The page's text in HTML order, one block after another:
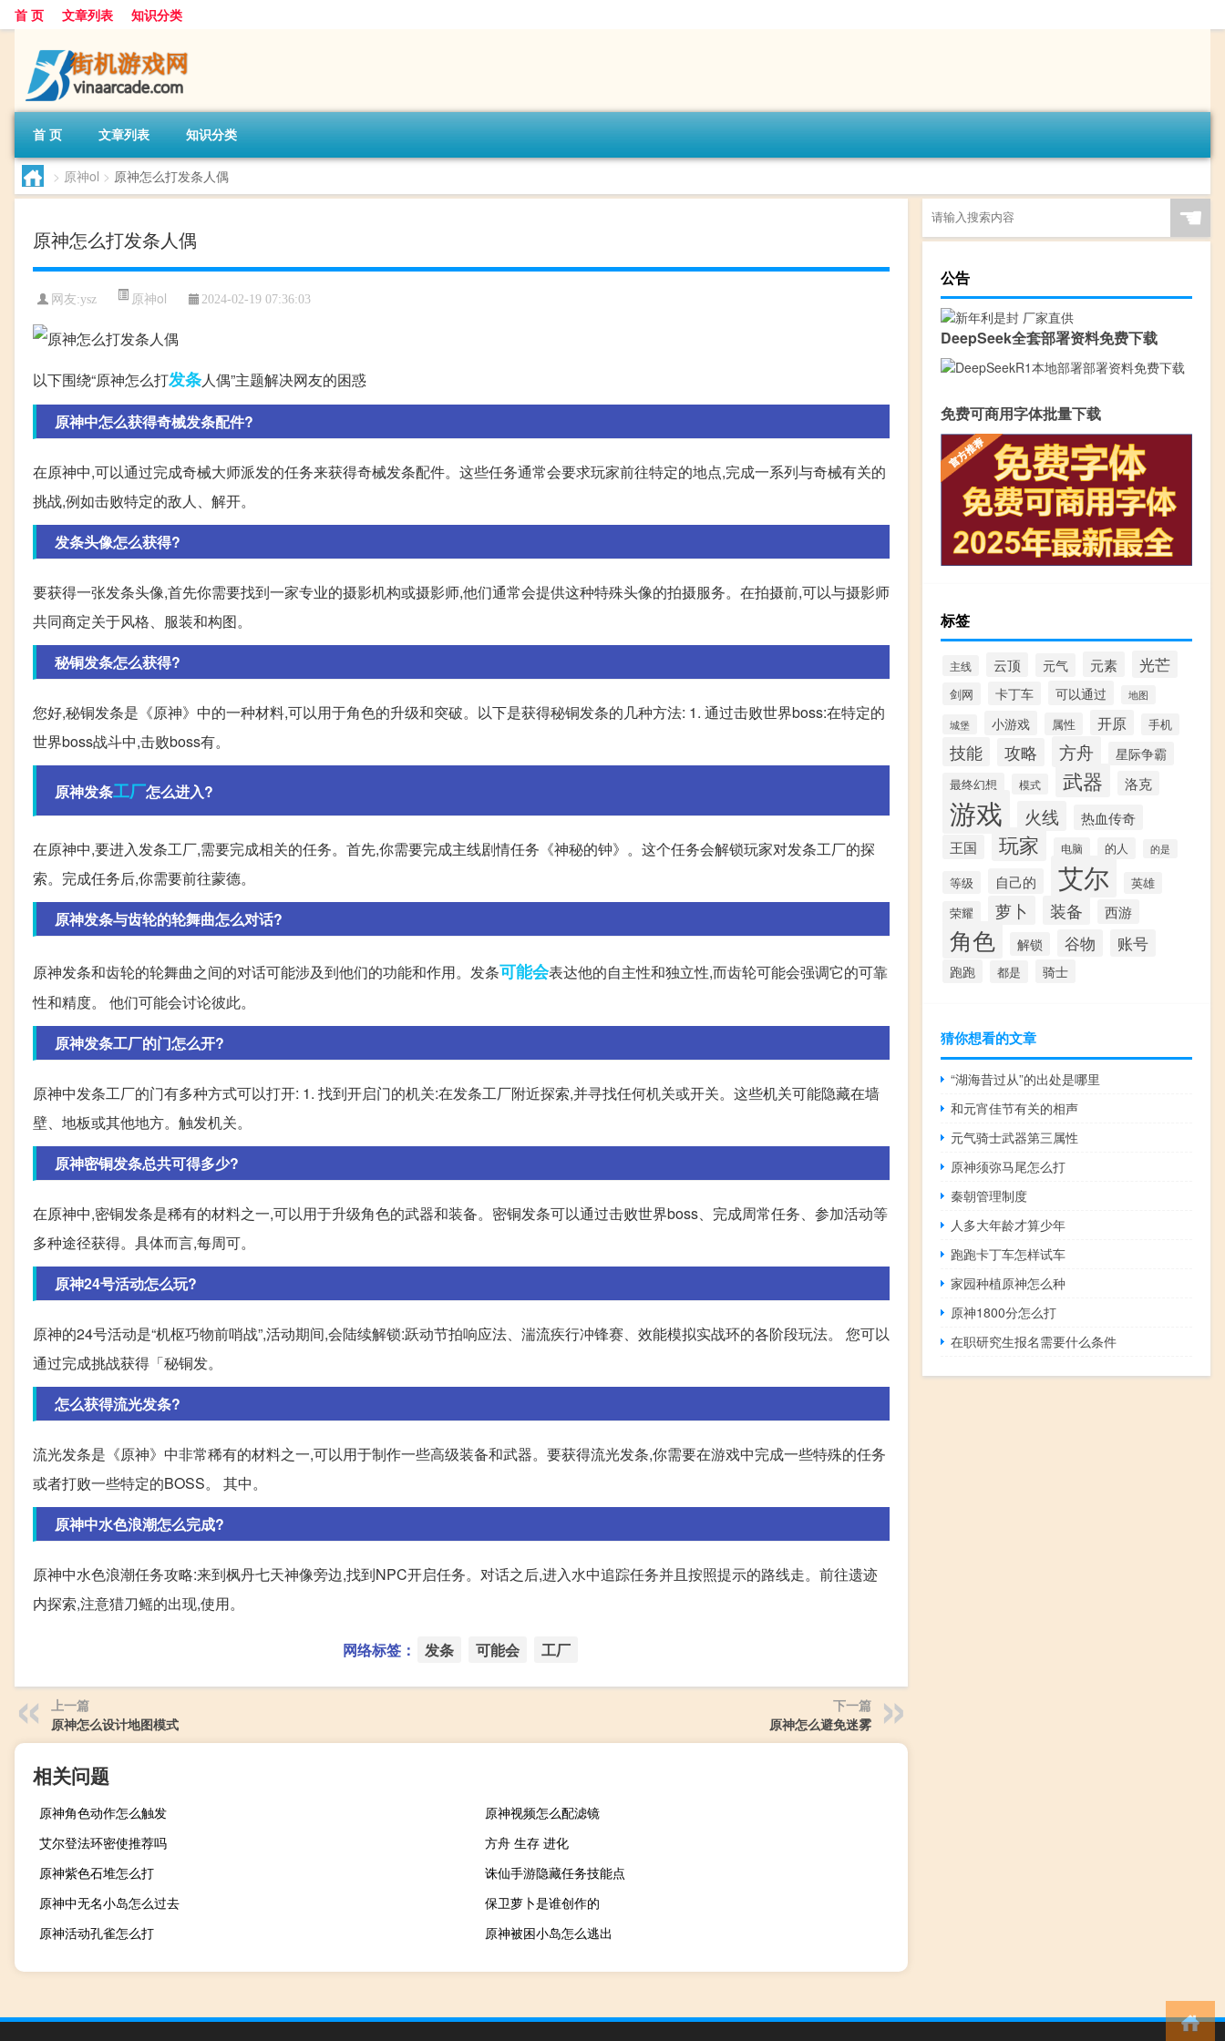
首 页 文章列表 知识分类
首 页 文章列表 知识分类
> 原神ol > 原神怎么打发条人偶
原神怎么打发条人偶
网友:ysz 原神ol 2024-02-19 07:36:03
以下围绕“原神怎么打发条人偶”主题解决网友的困惑
原神中怎么获得奇械发条配件?
在原神中,可以通过完成奇械大师派发的任务来获得奇械发条配件。这些任务通常会要求玩家前往特定的地点,完成一系列与奇械有关的
挑战,例如击败特定的敌人、解开。
发条头像怎么获得?
要获得一张发条头像,首先你需要找到一家专业的摄影机构或摄影师,他们通常会提供这种特殊头像的拍摄服务。在拍摄前,可以与摄影师
共同商定关于风格、服装和构图。
秘铜发条怎么获得?
您好,秘铜发条是《原神》中的一种材料,可以用于角色的升级和突破。以下是获得秘铜发条的几种方法: 1. 通过击败世界boss:在特定的
世界boss战斗中,击败boss有。
原神发条工厂怎么进入?
在原神中,要进入发条工厂,需要完成相关的任务。首先,你需要完成主线剧情任务《神秘的钟》。这个任务会解锁玩家对发条工厂的探
索。完成任务后,你需要前往蒙德。
原神发条与齿轮的轮舞曲怎么对话?
原神发条和齿轮的轮舞曲之间的对话可能涉及到他们的功能和作用。发条可能会表达他的自主性和独立性,而齿轮可能会强调它的可靠
性和精度。 他们可能会讨论彼此。
原神发条工厂的门怎么开?
原神中发条工厂的门有多种方式可以打开: 1. 找到开启门的机关:在发条工厂附近探索,并寻找任何机关或开关。这些机关可能隐藏在墙
壁、地板或其他地方。触发机关。
原神密铜发条总共可得多少?
在原神中,密铜发条是稀有的材料之一,可以用于升级角色的武器和装备。密铜发条可以通过击败世界boss、完成周常任务、参加活动等
多种途径获得。具体而言,每周可。
原神24号活动怎么玩?
原神的24号活动是“机枢巧物前哨战”,活动期间,会陆续解锁:跃动节拍响应法、湍流疾行冲锋赛、效能模拟实战环的各阶段玩法。 您可以
通过完成挑战获得「秘铜发。
怎么获得流光发条?
流光发条是《原神》中非常稀有的材料之一,可以用于制作一些高级装备和武器。要获得流光发条,你需要在游戏中完成一些特殊的任务
或者打败一些特定的BOSS。 其中。
原神中水色浪潮怎么完成?
原神中水色浪潮任务攻略:来到枫丹七天神像旁边,找到NPC开启任务。对话之后,进入水中追踪任务并且按照提示的路线走。前往遗迹
内探索,注意猎刀鳐的出现,使用。
网络标签： 发条 可能会 工厂
上一篇
原神怎么设计地图模式
下一篇
原神怎么避免迷雾
相关问题
原神角色动作怎么触发
原神视频怎么配滤镜
艾尔登法环密使推荐吗
方舟 生存 进化
原神紫色石堆怎么打
诛仙手游隐藏任务技能点
原神中无名小岛怎么过去
保卫萝卜是谁创作的
原神活动孔雀怎么打
原神被困小岛怎么逃出
☚
公告
DeepSeek全套部署资料免费下载
免费可商用字体批量下载
标签
主线 云顶 元气 元素 光芒
剑网 卡丁车 可以通过 地图
城堡 小游戏 属性 开原 手机
技能 攻略 方舟 星际争霸
最终幻想 模式 武器 洛克
游戏 火线 热血传奇
王国 玩家 电脑 的人 的是
等级 自己的 艾尔 英雄
荣耀 萝卜 装备 西游
角色 解锁 谷物 账号
跑跑 都是 骑士
猜你想看的文章
“湖海昔过从”的出处是哪里
和元宵佳节有关的相声
元气骑士武器第三属性
原神须弥马尾怎么打
秦朝管理制度
人多大年龄才算少年
跑跑卡丁车怎样试车
家园种植原神怎么种
原神1800分怎么打
在职研究生报名需要什么条件